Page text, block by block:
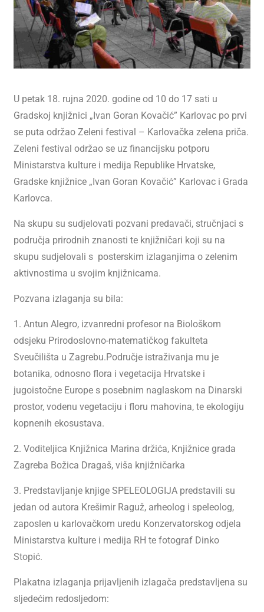
U petak 18. rujna 2020. godine od 10 do 17 sati u
Gradskoj knjižnici „Ivan Goran Kovačić” Karlovac po prvi
se puta održao Zeleni festival – Karlovačka zelena priča.
Zeleni festival održao se uz financijsku potporu
Ministarstva kulture i medija Republike Hrvatske,
Gradske knjižnice „Ivan Goran Kovačić” Karlovac i Grada
Karlovca.
Na skupu su sudjelovati pozvani predavači, stručnjaci s
područja prirodnih znanosti te knjižničari koji su na
skupu sudjelovali s posterskim izlaganjima o zelenim
aktivnostima u svojim knjižnicama.
Pozvana izlaganja su bila:
1. Antun Alegro, izvanredni profesor na Biološkom
odsjeku Prirodoslovno-matematičkog fakulteta
Sveučilišta u Zagrebu.Područje istraživanja mu je
botanika, odnosno flora i vegetacija Hrvatske i
jugoistočne Europe s posebnim naglaskom na Dinarski
prostor, vodenu vegetaciju i floru mahovina, te ekologiju
kopnenih ekosustava.
2. Voditeljica Knjižnica Marina držića, Knjižnice grada
Zagreba Božica Dragaš, viša knjižničarka
3. Predstavljanje knjige SPELEOLOGIJA predstavili su
jedan od autora Krešimir Raguž, arheolog i speleolog,
zaposlen u karlovačkom uredu Konzervatorskog odjela
Ministarstva kulture i medija RH te fotograf Dinko
Stopić.
Plakatna izlaganja prijavljenih izlagača predstavljena su
sljedećim redosljedom: